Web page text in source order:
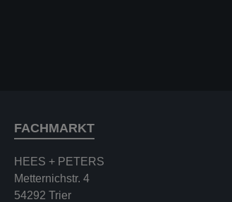
FACHMARKT
HEES + PETERS
Metternichstr. 4
54292 Trier